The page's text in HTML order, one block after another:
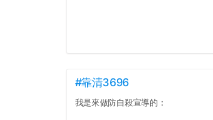
#靠清3696
我是來做防自殺宣導的：